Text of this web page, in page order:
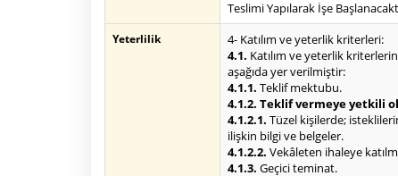
Teslimi Yapılarak İşe
Yeterlilik
4- Katılım ve yeterlik kriterleri:
4.1. Katılım ve yeterlik
aşağıda yer verilmiştir:
4.1.1. Teklif mektubu.
4.1.2. Teklif vermeye yetkili
4.1.2.1. Tüzel kişilerde;
ilişkin bilgi ve belgeler.
4.1.2.2. Vekâleten ihaleye
4.1.3. Geçici teminat.